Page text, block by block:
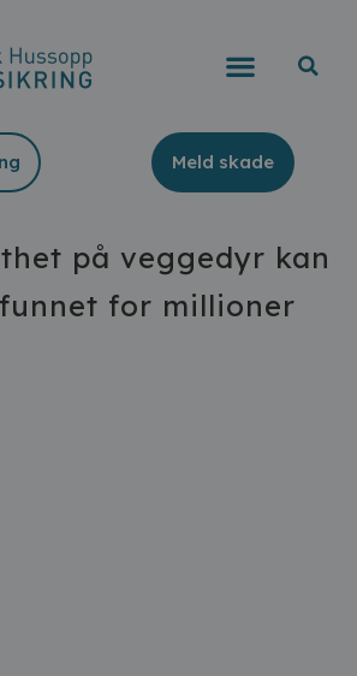
Meld skade
på veggedyr kan
for millioner